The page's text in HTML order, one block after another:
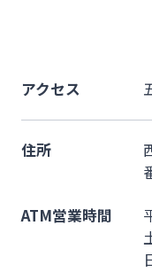
法人・個人事業
株主・投資家の
宮崎銀行につい
ニュースリリース
アクセス
住所
ATM営業時間